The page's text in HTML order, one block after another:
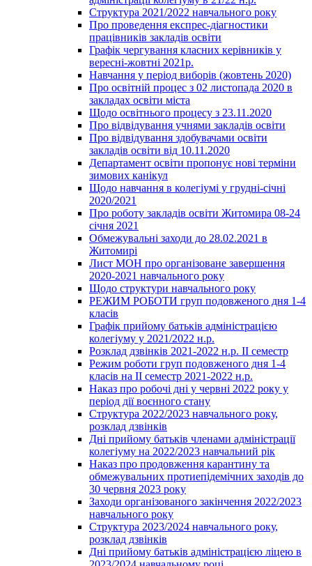
Структура 2021/2022 навчального року
Про проведення експрес-діагностики
працівників закладів освіти
Графік чергування класних керівників у
вересні-жовтні 2021р.
Навчання у період виборів (жовтень 2020)
Про освітній процес з 02 листопада 2020 в
закладах освіти міста
Щодо освітнього процесу з 23.11.2020
Про відвідування учнями закладів освіти
Про відвідування здобувачами освіти
закладів освіти від 10.11.2020
Департамент освіти пропонує нові терміни
зимових канікул
Щодо навчання в колегіумі у грудні-січні
2020/2021
Про роботу закладів освіти Житомира 08-24
січня 2021
Обмежувальні заходи до 28.02.2021 в
Житомирі
Лист МОН про організоване завершення
2020-2021 навчального року
Щодо структури навчального року
РЕЖИМ РОБОТИ груп подовженого дня 1-4
класів
Графік прийому батьків адміністрацією
колегіуму у 2021/2022 н.р.
Розклад дзвінків 2021-2022 н.р. ІІ семестр
Режим роботи груп подовженого дня 1-4
класів на ІІ семестр 2021-2022 н.р.
Наказ про робочі дні у червні 2022 року у
період дії воєнного стану
Структура 2022/2023 навчального року,
розклад дзвінків
Дні прийому батьків членами адміністрації
колегіуму на 2022/2023 навчальний рік
Наказ про продовження карантину та
обмежувальних протиепідемічних заходів до
30 червня 2023 року
Заходи організованого закінчення 2022/2023
навчального року
Структура 2023/2024 навчального року,
розклад дзвінків
Дні прийому батьків адміністрацією ліцею в